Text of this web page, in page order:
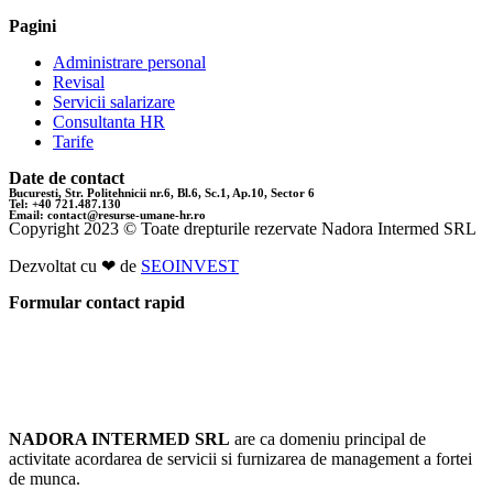
Pagini
Administrare personal
Revisal
Servicii salarizare
Consultanta HR
Tarife
Date de contact
Bucuresti, Str. Politehnicii nr.6, Bl.6, Sc.1, Ap.10, Sector 6
Tel: +40 721.487.130
Email: contact@resurse-umane-hr.ro
Copyright 2023 © Toate drepturile rezervate Nadora Intermed SRL
Dezvoltat cu ❤ de SEOINVEST
Formular contact rapid
NADORA INTERMED SRL are ca domeniu principal de
activitate acordarea de servicii si furnizarea de management a fortei
de munca.